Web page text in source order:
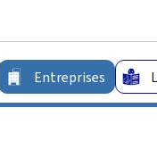
Entreprises